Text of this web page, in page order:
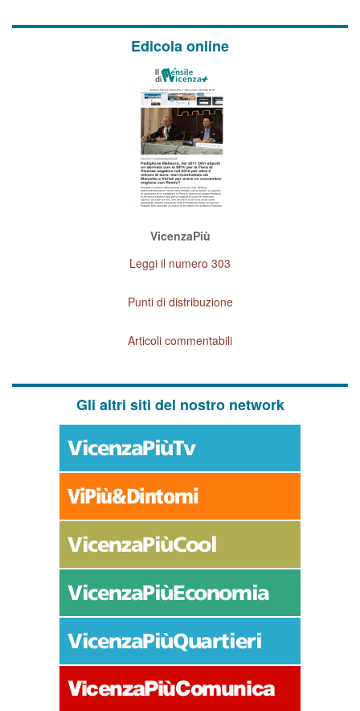
Edicola online
VicenzaPiù
Leggi il numero 303
Punti di distribuzione
Articoli commentabili
Gli altri siti del nostro network